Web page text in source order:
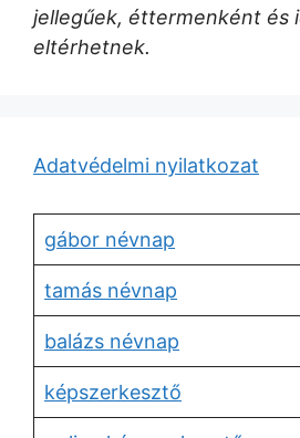
jellegűek, éttermenként és
eltérhetnek.
Adatvédelmi nyilatkozat
gábor névnap
tamás névnap
balázs névnap
képszerkesztő